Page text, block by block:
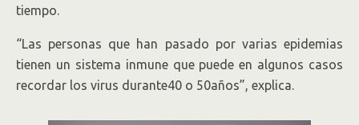
tiempo.
“Las personas que han pasado por varias epidemias
tienen un sistema inmune que puede en algunos casos
recordar los virus durante40 o 50años”, explica.